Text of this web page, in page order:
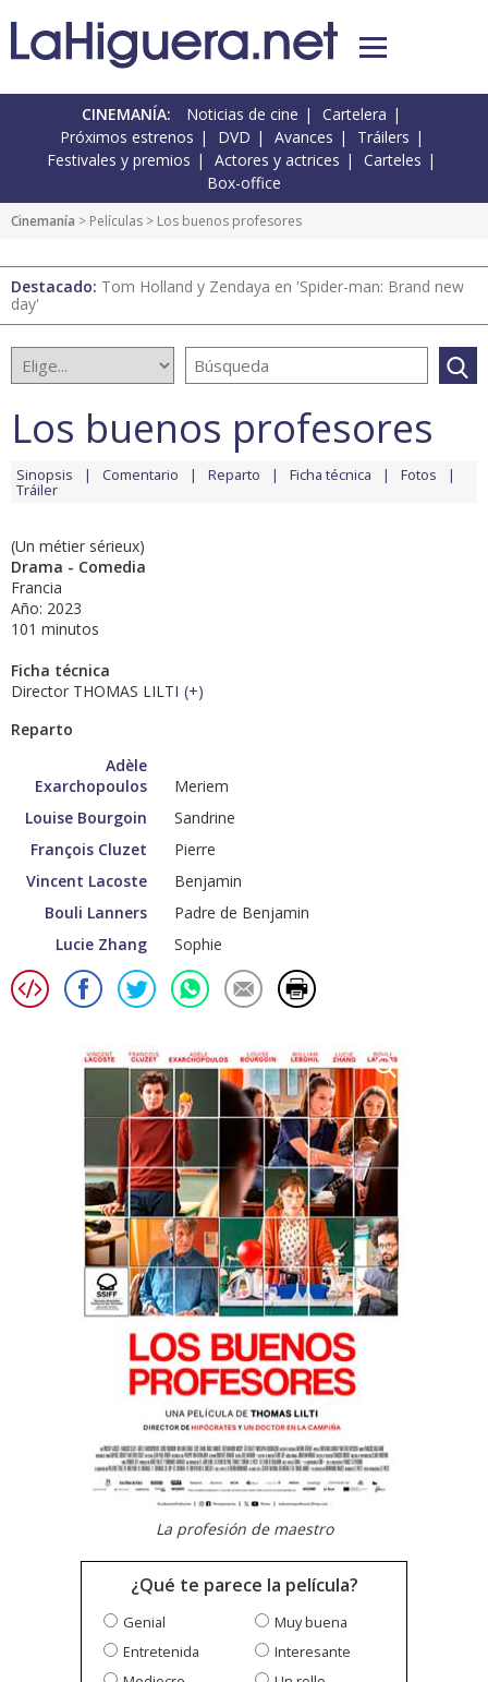
CINEMANÍA: Noticias de cine
Cartelera
Próximos estrenos
DVD Avances
Tráilers
Festivales y premios
Actores y actrices
Carteles
Box-office
Cinemanía > Películas > Los buenos profesores
Destacado: Tom Holland y Zendaya en 'Spider-man: Brand new
day'
Los buenos profesores
Sinopsis Comentario Reparto Ficha técnica Fotos
Tráiler
(Un métier sérieux)
Drama - Comedia
Francia
Año: 2023
101 minutos
Ficha técnica
Director THOMAS LILTI (+)
Reparto
Adèle
Exarchopoulos
Meriem
Louise Bourgoin
Sandrine
François Cluzet
Pierre
Vincent Lacoste
Benjamin
Bouli Lanners
Padre de Benjamin
Lucie Zhang
Sophie
La profesión de maestro
¿Qué te parece la película?
Genial
Muy buena
Entretenida
Interesante